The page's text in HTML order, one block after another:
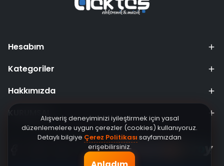
Alışveriş deneyiminizi iyileştirmek için yasal
düzenlemelere uygun çerezler (cookies) kullanıyoruz.
Detaylı bilgiye Çerez Politikası sayfamızdan
erişebilirsiniz.
Hesabım
Kategoriler
Hakkımızda
KURUMSAL